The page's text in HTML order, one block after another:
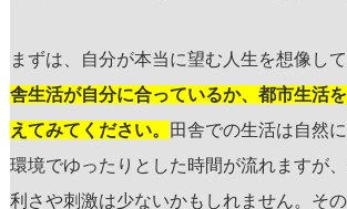
まずは、自分が本当に望む人生を想像して
舎生活が自分に合っているか、都市生活
えてみてください。
田舎での生活は自然
環境でゆったりとした時間が流れますが
利さや刺激は少ないかもしれません。そ